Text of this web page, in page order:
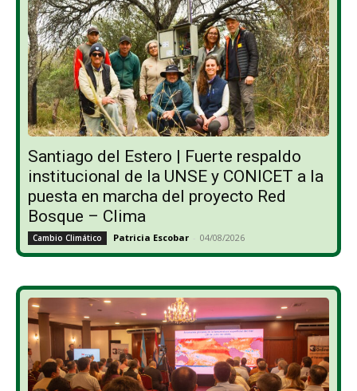
Santiago del Estero | Fuerte respaldo
institucional de la UNSE y CONICET a la
puesta en marcha del proyecto Red
Bosque – Clima
Cambio Climático Patricia Escobar - 04/08/2026